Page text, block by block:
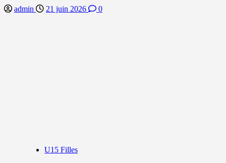
admin 21 juin 2026 0
U15 Filles